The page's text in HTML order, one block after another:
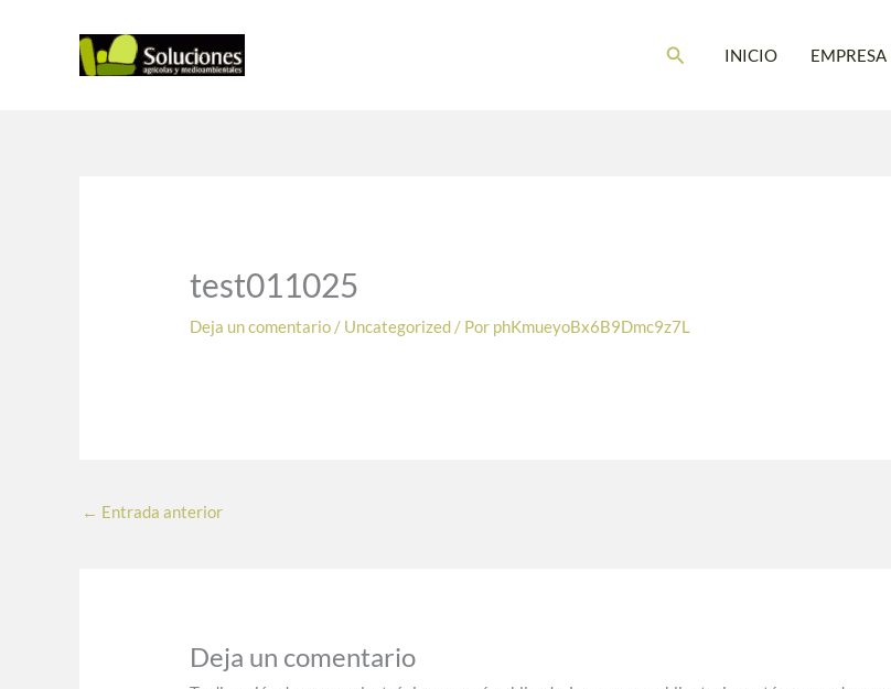
Buscar INICIO EMPRESA
test011025
Deja un comentario / Uncategorized / Por phKmueyoBx6B9Dmc9z7L
← Entrada anterior
Deja un comentario